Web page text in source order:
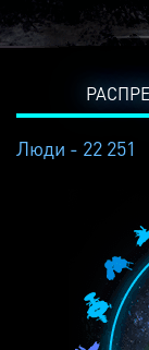
Люди - 22 251